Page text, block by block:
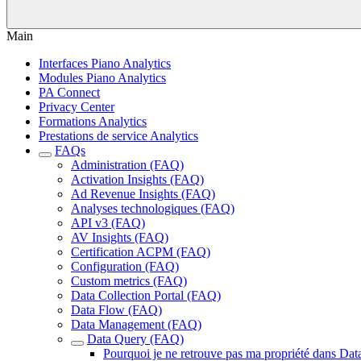
Main
Interfaces Piano Analytics
Modules Piano Analytics
PA Connect
Privacy Center
Formations Analytics
Prestations de service Analytics
FAQs
Administration (FAQ)
Activation Insights (FAQ)
Ad Revenue Insights (FAQ)
Analyses technologiques (FAQ)
API v3 (FAQ)
AV Insights (FAQ)
Certification ACPM (FAQ)
Configuration (FAQ)
Custom metrics (FAQ)
Data Collection Portal (FAQ)
Data Flow (FAQ)
Data Management (FAQ)
Data Query (FAQ)
Pourquoi je ne retrouve pas ma propriété dans